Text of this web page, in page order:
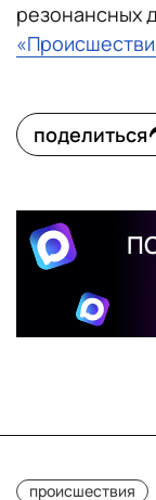
резонансных
поделиться
происшествия